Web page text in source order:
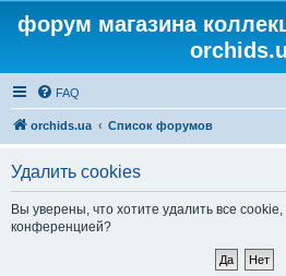
форум магазина
FAQ
orchids.ua Список форумов
Удалить cookies
Вы уверены, что хотите удалить все
конференцией?